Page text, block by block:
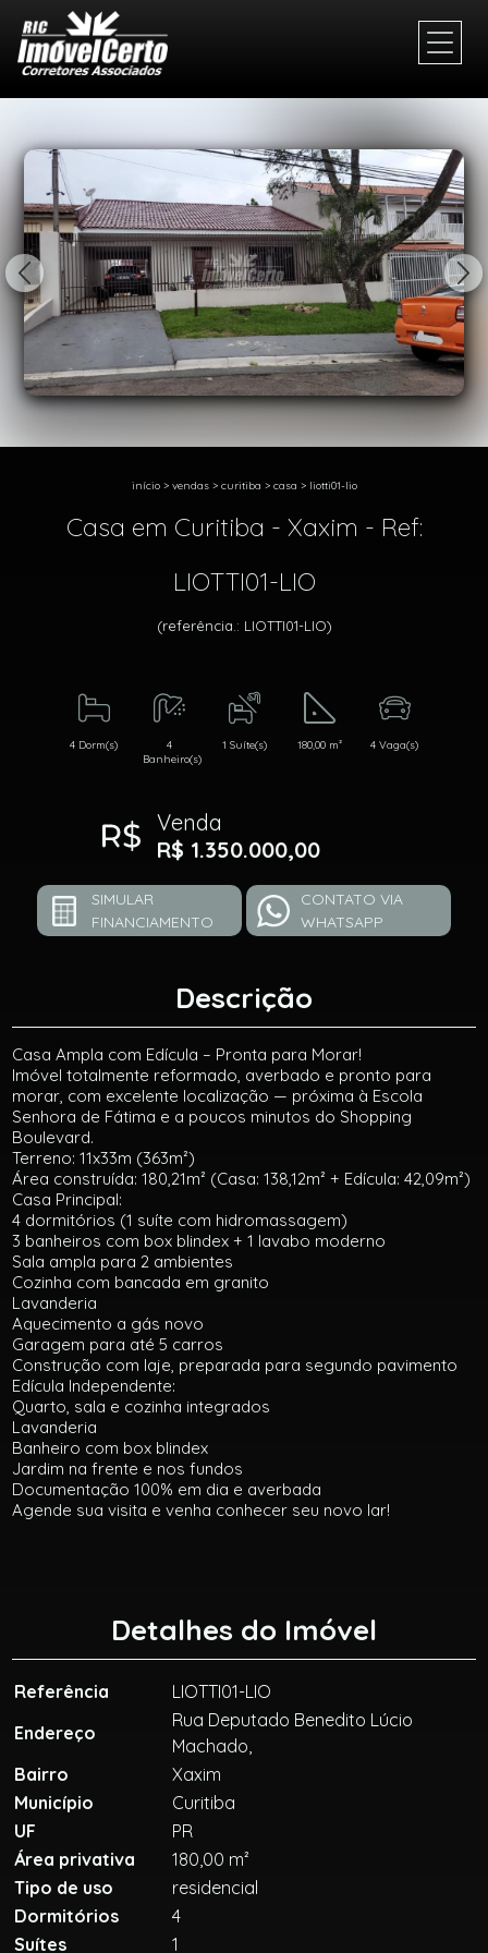
início> vendas> curitiba > casa > liotti01-lio
Casa em Curitiba - Xaxim - Ref:
LIOTTI01-LIO
(referência.: LIOTTI01-LIO)
4 Dorm(s)
4
Banheiro(s)
1 Suíte(s) 180,00 m² 4 Vaga(s)
Venda
R$ 1.350.000,00
SIMULAR
FINANCIAMENTO
CONTATO VIA
WHATSAPP
Descrição
Casa Ampla com Edícula – Pronta para Morar!
Imóvel totalmente reformado, averbado e pronto para
morar, com excelente localização — próxima à Escola
Senhora de Fátima e a poucos minutos do Shopping
Boulevard.
Terreno: 11x33m (363m²)
Área construída: 180,21m² (Casa: 138,12m² + Edícula: 42,09m²)
Casa Principal:
4 dormitórios (1 suíte com hidromassagem)
3 banheiros com box blindex + 1 lavabo moderno
Sala ampla para 2 ambientes
Cozinha com bancada em granito
Lavanderia
Aquecimento a gás novo
Garagem para até 5 carros
Construção com laje, preparada para segundo pavimento
Edícula Independente:
Quarto, sala e cozinha integrados
Lavanderia
Banheiro com box blindex
Jardim na frente e nos fundos
Documentação 100% em dia e averbada
Agende sua visita e venha conhecer seu novo lar!
Detalhes do Imóvel
Referência
LIOTTI01-LIO
Endereço
Rua Deputado Benedito Lúcio
Machado,
Bairro
Xaxim
Município
Curitiba
UF
PR
Área privativa
180,00 m²
Tipo de uso
residencial
Dormitórios
4
Suítes
1